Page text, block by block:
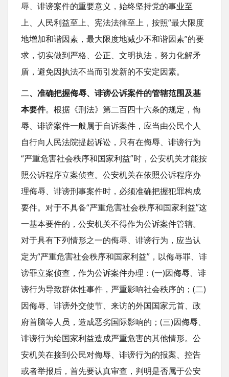
辱、诽谤案件的重要意义，始终坚持党的事业至
上、人民利益至上、宪法法律至上，按照“最大限度
地增加和谐因素，最大限度地减少不和谐因素”的要
求，切实做到严格、公正、文明执法，努力化解矛
盾，避免因执法不当而引发新的不安定因素。
二、准确把握侮辱、诽谤公诉案件的管辖范围及基
本要件。根据《刑法》第二百四十六条的规定，侮
辱、诽谤案件一般属于自诉案件，应当由公民个人
自行向人民法院提起诉讼，只有在侮辱、诽谤行为
“严重危害社会秩序和国家利益”时，公安机关才能按
照公诉程序立案侦查。公安机关在依照公诉程序办
理侮辱、诽谤刑事案件时，必须准确把握犯罪构成
要件。对于不具备“严重危害社会秩序和国家利益”这
一基本要件的，公安机关不得作为公诉案件管辖。
对于具有下列情形之一的侮辱、诽谤行为，应当认
定为“严重危害社会秩序和国家利益”，以侮辱罪、诽
谤罪立案侦查，作为公诉案件办理：(一)因侮辱、诽
谤行为导致群体性事件，严重影响社会秩序的；(二)
因侮辱、诽谤外交使节、来访的外国国家元首、政
府首脑等人员，造成恶劣国际影响的；(三)因侮辱、
诽谤行为给国家利益造成严重危害的其他情形。公
安机关在接到公民对侮辱、诽谤行为的报案、控告
或者举报后，首先要认真审查，判明是否属于公安